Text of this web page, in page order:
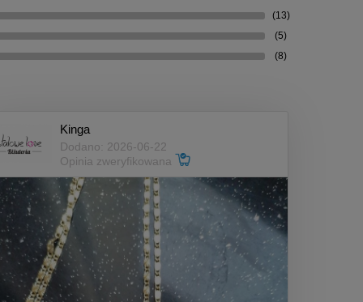
(13)
(5)
(8)
Kinga
Dodano: 2026-06-22
Opinia zweryfikowana